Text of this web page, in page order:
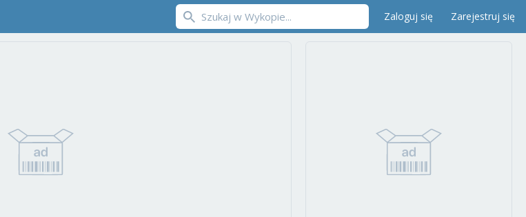
Zaloguj się Zarejestruj się